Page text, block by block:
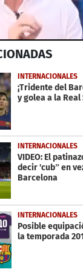
INTERNACIONALES
¡Tridente del
y golea a la Real
INTERNACIONALES
VIDEO: El
decir 'cub” en
Barcelona
INTERNACIONALES
Posible
la temporada